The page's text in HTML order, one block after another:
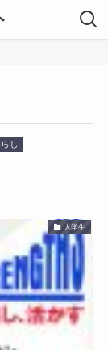
し
大学生